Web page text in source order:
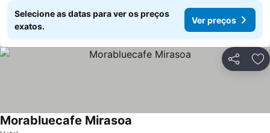
Selecione as datas para ver os preços
exatos.
Ver preços
Partilhar
Morabluecafe Mirasoa